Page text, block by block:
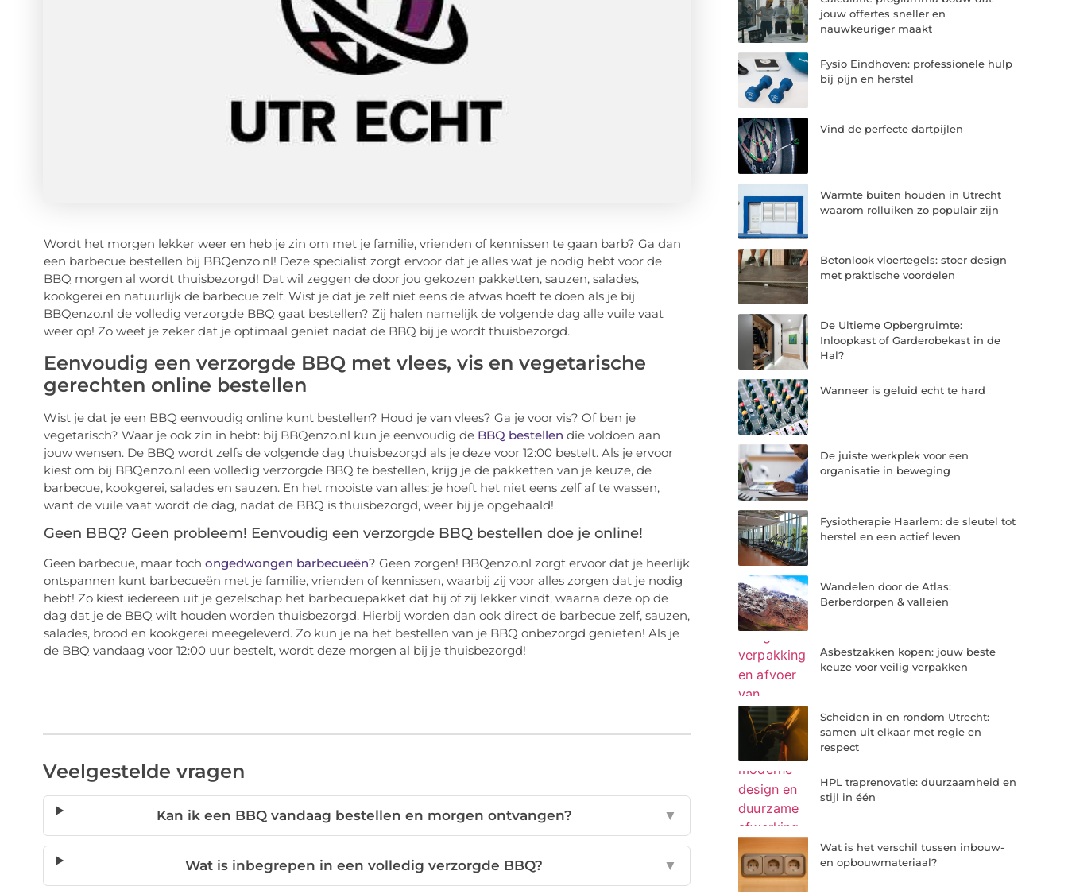
Wordt het morgen lekker weer en heb je zin om met je familie, vrienden of kennissen te gaan barb? Ga dan
een barbecue bestellen bij BBQenzo.nl! Deze specialist zorgt ervoor dat je alles wat je nodig hebt voor de
BBQ morgen al wordt thuisbezorgd! Dat wil zeggen de door jou gekozen pakketten, sauzen, salades,
kookgerei en natuurlijk de barbecue zelf. Wist je dat je zelf niet eens de afwas hoeft te doen als je bij
BBQenzo.nl de volledig verzorgde BBQ gaat bestellen? Zij halen namelijk de volgende dag alle vuile vaat
weer op! Zo weet je zeker dat je optimaal geniet nadat de BBQ bij je wordt thuisbezorgd.
Eenvoudig een verzorgde BBQ met vlees, vis en vegetarische
gerechten online bestellen
Wist je dat je een BBQ eenvoudig online kunt bestellen? Houd je van vlees? Ga je voor vis? Of ben je
vegetarisch? Waar je ook zin in hebt: bij BBQenzo.nl kun je eenvoudig de BBQ bestellen die voldoen aan
jouw wensen. De BBQ wordt zelfs de volgende dag thuisbezorgd als je deze voor 12:00 bestelt. Als je ervoor
kiest om bij BBQenzo.nl een volledig verzorgde BBQ te bestellen, krijg je de pakketten van je keuze, de
barbecue, kookgerei, salades en sauzen. En het mooiste van alles: je hoeft het niet eens zelf af te wassen,
want de vuile vaat wordt de dag, nadat de BBQ is thuisbezorgd, weer bij je opgehaald!
Geen BBQ? Geen probleem! Eenvoudig een verzorgde BBQ bestellen doe je online!
Geen barbecue, maar toch ongedwongen barbecueën? Geen zorgen! BBQenzo.nl zorgt ervoor dat je heerlijk
ontspannen kunt barbecueën met je familie, vrienden of kennissen, waarbij zij voor alles zorgen dat je nodig
hebt! Zo kiest iedereen uit je gezelschap het barbecuepakket dat hij of zij lekker vindt, waarna deze op de
dag dat je de BBQ wilt houden worden thuisbezorgd. Hierbij worden dan ook direct de barbecue zelf, sauzen,
salades, brood en kookgerei meegeleverd. Zo kun je na het bestellen van je BBQ onbezorgd genieten! Als je
de BBQ vandaag voor 12:00 uur bestelt, wordt deze morgen al bij je thuisbezorgd!
Veelgestelde vragen
Kan ik een BBQ vandaag bestellen en morgen ontvangen? ▼
Wat is inbegrepen in een volledig verzorgde BBQ? ▼
jouw offertes sneller en
nauwkeuriger maakt
Fysio Eindhoven: professionele hulp
bij pijn en herstel
Vind de perfecte dartpijlen
Warmte buiten houden in Utrecht
waarom rolluiken zo populair zijn
Betonlook vloertegels: stoer design
met praktische voordelen
De Ultieme Opbergruimte:
Inloopkast of Garderobekast in de
Hal?
Wanneer is geluid echt te hard
De juiste werkplek voor een
organisatie in beweging
Fysiotherapie Haarlem: de sleutel tot
herstel en een actief leven
Wandelen door de Atlas:
Berberdorpen & valleien
Asbestzakken kopen: jouw beste
keuze voor veilig verpakken
Scheiden in en rondom Utrecht:
samen uit elkaar met regie en
respect
HPL traprenovatie: duurzaamheid en
stijl in één
Wat is het verschil tussen inbouw-
en opbouwmateriaal?